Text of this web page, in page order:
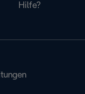
Hilfe?